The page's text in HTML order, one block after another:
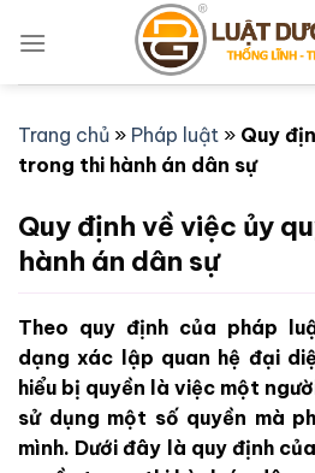
qua
Trang chủ » Pháp luật » Quy
trong thi hành án dân sự
Quy định về việc ủy
hành án dân sự
Theo quy định của pháp
dạng xác lập quan hệ đại
hiểu bị quyền là việc một
sử dụng một số quyền mà
mình. Dưới đây là quy định